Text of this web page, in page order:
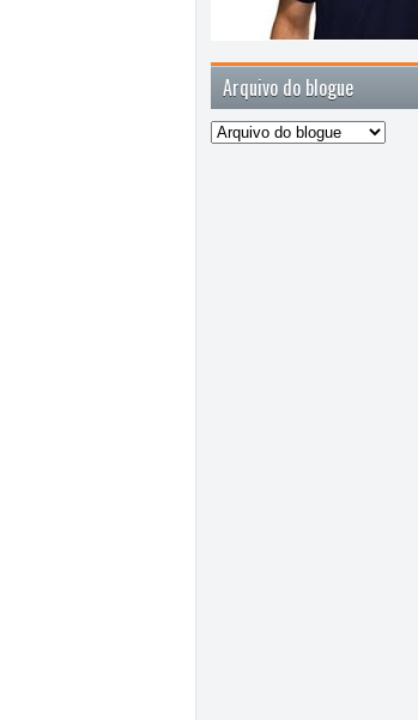
Arquivo do blogue